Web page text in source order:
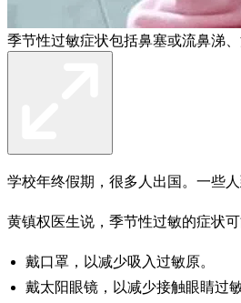
季节性过敏症状包括鼻塞或流鼻涕
学校年终假期，很多人出国。一些
黄镇权医生说，季节性过敏的症状
戴口罩，以减少吸入过敏原。
戴太阳眼镜，以减少接触眼睛过敏